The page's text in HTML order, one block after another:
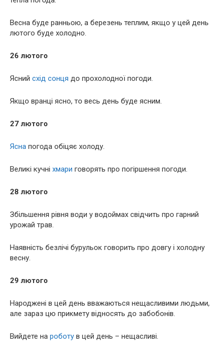
Весна буде ранньою, а березень теплим, якщо у цей день
лютого буде холодно.
26 лютого
Ясний схід сонця до прохолодної погоди.
Якщо вранці ясно, то весь день буде ясним.
27 лютого
Ясна погода обіцяє холоду.
Великі кучні хмари говорять про погіршення погоди.
28 лютого
Збільшення рівня води у водоймах свідчить про гарний
урожай трав.
Наявність безлічі бурульок говорить про довгу і холодну
весну.
29 лютого
Народжені в цей день вважаються нещасливими людьми,
але зараз цю прикмету відносять до забобонів.
Вийдете на роботу в цей день – нещасливі.